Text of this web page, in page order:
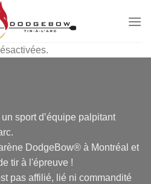
sport d’équipe palpitant
DodgeBow® à Montréal et
tir à l'épreuve !
pas affilié, lié ni commandité